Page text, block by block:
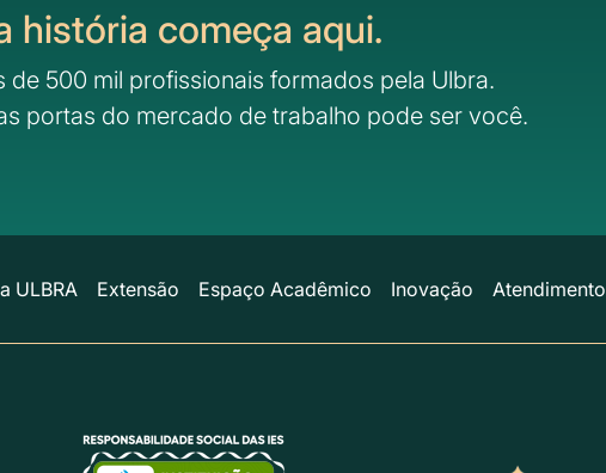
história começa aqui.
de 500 mil profissionais formados pela Ulbra.
portas do mercado de trabalho pode ser você.
ULBRA Extensão Espaço Acadêmico Inovação Atendimento